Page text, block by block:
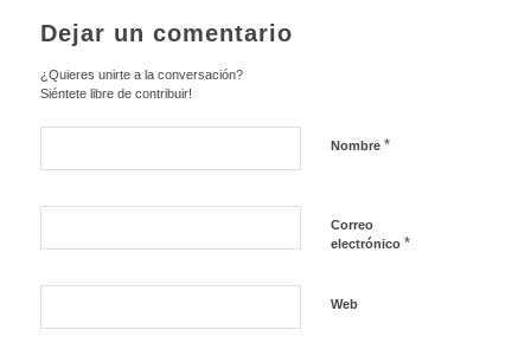
Dejar un comentario
¿Quieres unirte a la conversación?
Siéntete libre de contribuir!
Nombre *
Correo
electrónico *
Web